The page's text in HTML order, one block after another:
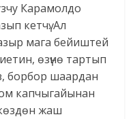
Карамолдо
кетчү. Ал
азыр мага бейиштей
өзүнө тартып
борбор шаардан
капчыгайынан
көздөн жаш